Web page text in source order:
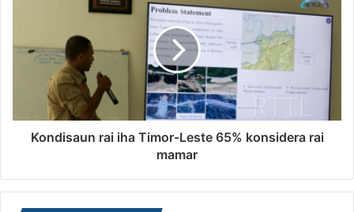
Kondisaun rai iha Timor-Leste 65% konsidera rai
mamar